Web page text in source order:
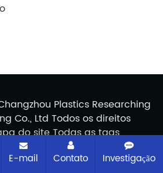
Plastics Researching
Co., Ltd Todos os direitos
do siteTodas as tags
E-mail Contato Investigação